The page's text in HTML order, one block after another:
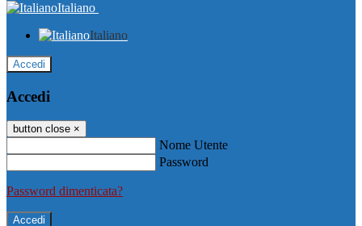
Italiano
Italiano
Accedi
Accedi
button close ×
Nome Utente
Password
Password dimenticata?